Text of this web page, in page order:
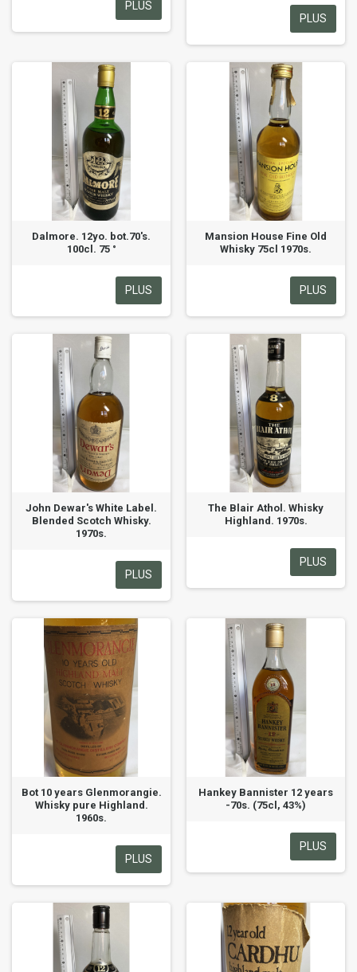
PLUS
PLUS
Dalmore. 12yo. bot.70's.
100cl. 75 °
PLUS
Mansion House Fine Old
Whisky 75cl 1970s.
PLUS
John Dewar's White Label.
Blended Scotch Whisky.
1970s.
PLUS
The Blair Athol. Whisky
Highland. 1970s.
PLUS
Bot 10 years Glenmorangie.
Whisky pure Highland.
1960s.
PLUS
Hankey Bannister 12 years
-70s. (75cl, 43%)
PLUS